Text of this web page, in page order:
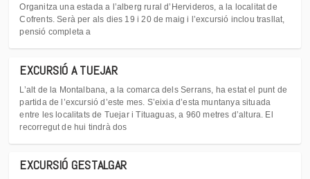
Organitza una estada a l’alberg rural d’Hervideros, a la localitat de
Cofrents. Serà per als dies 19 i 20 de maig i l’excursió inclou trasllat,
pensió completa a
EXCURSIÓ A TUEJAR
L’alt de la Montalbana, a la comarca dels Serrans, ha estat el punt de
partida de l’excursió d’este mes. S’eixia d’esta muntanya situada
entre les localitats de Tuejar i Tituaguas, a 960 metres d’altura. El
recorregut de hui tindrà dos
EXCURSIÓ GESTALGAR